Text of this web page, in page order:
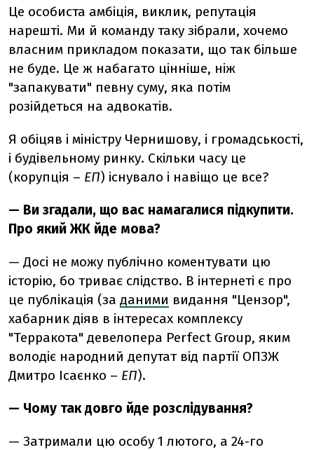
Це особиста амбіція, виклик, репутація
нарешті. Ми й команду таку зібрали, хочемо
власним прикладом показати, що так більше
не буде. Це ж набагато цінніше, ніж
"запакувати" певну суму, яка потім
розійдеться на адвокатів.
Я обіцяв і міністру Чернишову, і громадськості,
і будівельному ринку. Скільки часу це
(корупція – ЕП) існувало і навіщо це все?
— Ви згадали, що вас намагалися підкупити.
Про який ЖК йде мова?
— Досі не можу публічно коментувати цю
історію, бо триває слідство. В інтернеті є про
це публікація (за даними видання "Цензор",
хабарник діяв в інтересах комплексу
"Терракота" девелопера Perfect Group, яким
володіє народний депутат від партії ОПЗЖ
Дмитро Ісаєнко – ЕП).
— Чому так довго йде розслідування?
— Затримали цю особу 1 лютого, а 24-го